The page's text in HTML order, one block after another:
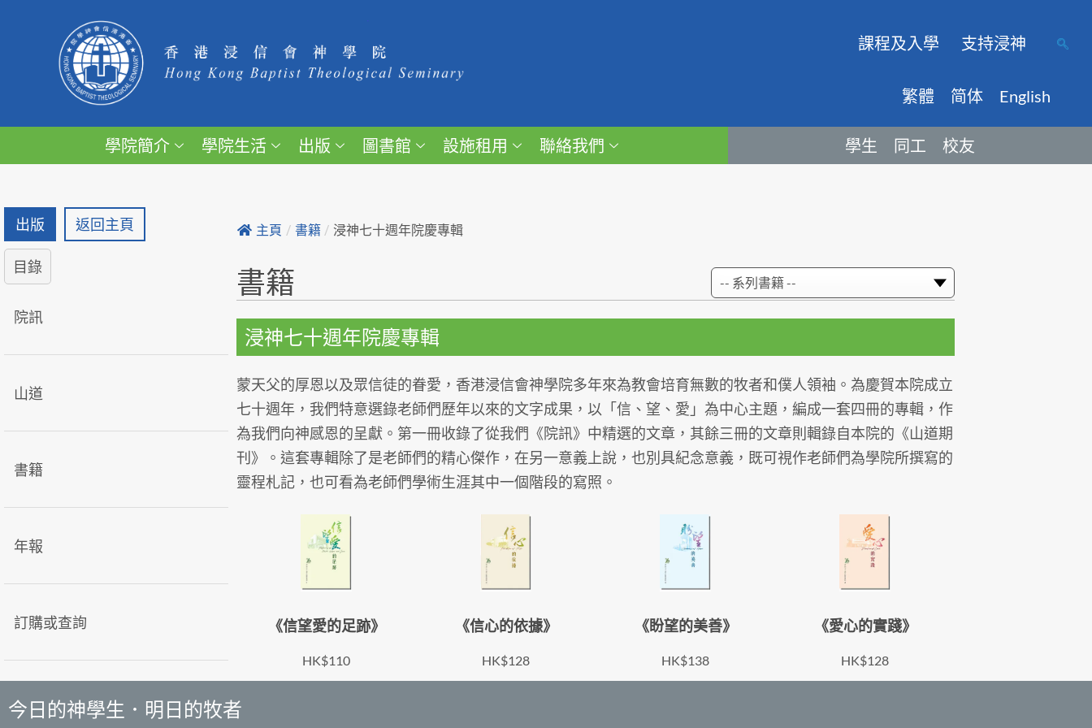
課程及入學 支持浸神
繁體 简体 English
學院簡介 學院生活 出版 圖書館 設施租用 聯絡我們 學生 同工 校友
出版 返回主頁
目錄
院訊
山道
書籍
年報
訂購或查詢
主頁 / 書籍 / 浸神七十週年院慶專輯
書籍
浸神七十週年院慶專輯
蒙天父的厚恩以及眾信徒的眷愛，香港浸信會神學院多年來為教會培育無數的牧者和僕人領袖。為慶賀本院成立
七十週年，我們特意選錄老師們歷年以來的文字成果，以「信、望、愛」為中心主題，編成一套四冊的專輯，作
為我們向神感恩的呈獻。第一冊收錄了從我們《院訊》中精選的文章，其餘三冊的文章則輯錄自本院的《山道期
刊》。這套專輯除了是老師們的精心傑作，在另一意義上說，也別具紀念意義，既可視作老師們為學院所撰寫的
靈程札記，也可看為老師們學術生涯其中一個階段的寫照。
《信望愛的足跡》
HK$110
《信心的依據》
HK$128
《盼望的美善》
HK$138
《愛心的實踐》
HK$128
今日的神學生．明日的牧者